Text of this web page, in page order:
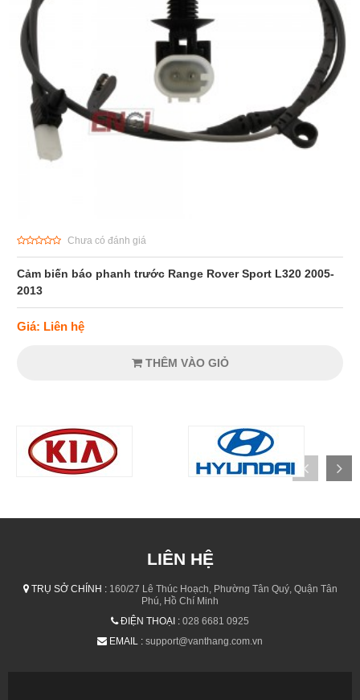
Chưa có đánh giá
Cảm biến báo phanh trước Range Rover Sport L320 2005-
2013
Giá: Liên hệ
THÊM VÀO GIỎ
LIÊN HỆ
TRỤ SỞ CHÍNH :160/27 Lê Thúc Hoạch, Phường Tân Quý, Quận Tân
Phú, Hồ Chí Minh
ĐIỆN THOẠI : 028 6681 0925
EMAIL : support@vanthang.com.vn